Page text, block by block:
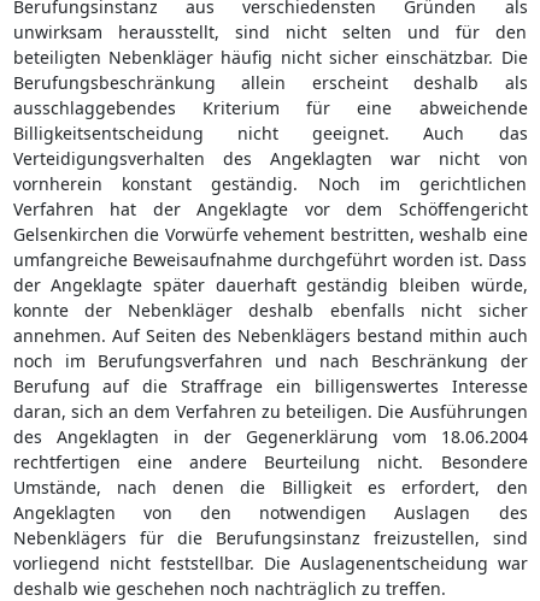
Berufungsinstanz aus verschiedensten Gründen als
unwirksam herausstellt, sind nicht selten und für den
beteiligten Nebenkläger häufig nicht sicher einschätzbar. Die
Berufungsbeschränkung allein erscheint deshalb als
ausschlaggebendes Kriterium für eine abweichende
Billigkeitsentscheidung nicht geeignet. Auch das
Verteidigungsverhalten des Angeklagten war nicht von
vornherein konstant geständig. Noch im gerichtlichen
Verfahren hat der Angeklagte vor dem Schöffengericht
Gelsenkirchen die Vorwürfe vehement bestritten, weshalb eine
umfangreiche Beweisaufnahme durchgeführt worden ist. Dass
der Angeklagte später dauerhaft geständig bleiben würde,
konnte der Nebenkläger deshalb ebenfalls nicht sicher
annehmen. Auf Seiten des Nebenklägers bestand mithin auch
noch im Berufungsverfahren und nach Beschränkung der
Berufung auf die Straffrage ein billigenswertes Interesse
daran, sich an dem Verfahren zu beteiligen. Die Ausführungen
des Angeklagten in der Gegenerklärung vom 18.06.2004
rechtfertigen eine andere Beurteilung nicht. Besondere
Umstände, nach denen die Billigkeit es erfordert, den
Angeklagten von den notwendigen Auslagen des
Nebenklägers für die Berufungsinstanz freizustellen, sind
vorliegend nicht feststellbar. Die Auslagenentscheidung war
deshalb wie geschehen noch nachträglich zu treffen.